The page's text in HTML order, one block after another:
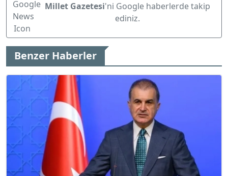
Millet Gazetesi'ni Google haberlerde takip
ediniz.
Benzer Haberler